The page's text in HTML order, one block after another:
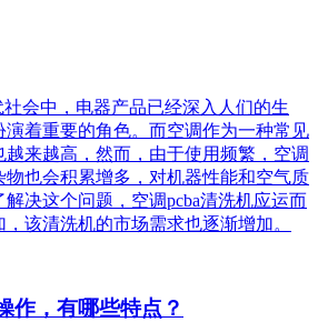
社会中，电器产品已经深入人们的生
着重要的角色。而空调作为一种常见
来越高，然而，由于使用频繁，空调
物也会积累增多，对机器性能和空气质
决这个问题，空调pcba清洗机应运而
该清洗机的市场需求也逐渐增加。
作，有哪些特点？